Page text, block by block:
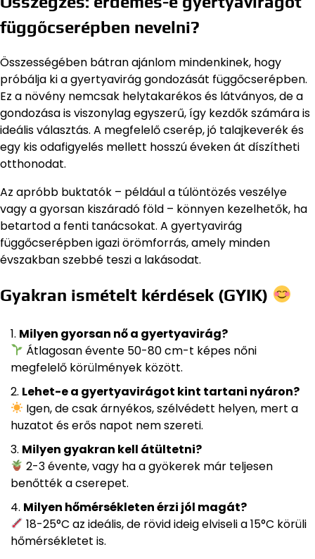
függőcserépben nevelni?
Összességében bátran ajánlom mindenkinek, hogy
próbálja ki a gyertyavirág gondozását függőcserépben.
Ez a növény nemcsak helytakarékos és látványos, de a
gondozása is viszonylag egyszerű, így kezdők számára is
ideális választás. A megfelelő cserép, jó talajkeverék és
egy kis odafigyelés mellett hosszú éveken át díszítheti
otthonodat.
Az apróbb buktatók – például a túlöntözés veszélye
vagy a gyorsan kiszáradó föld – könnyen kezelhetők, ha
betartod a fenti tanácsokat. A gyertyavirág
függőcserépben igazi örömforrás, amely minden
évszakban szebbé teszi a lakásodat.
Gyakran ismételt kérdések (GYIK)
Milyen gyorsan nő a gyertyavirág?
Átlagosan évente 50-80 cm-t képes nőni
megfelelő körülmények között.
Lehet-e a gyertyavirágot kint tartani nyáron?
Igen, de csak árnyékos, szélvédett helyen, mert a
huzatot és erős napot nem szereti.
Milyen gyakran kell átültetni?
2-3 évente, vagy ha a gyökerek már teljesen
benőtték a cserepet.
Milyen hőmérsékleten érzi jól magát?
18-25°C az ideális, de rövid ideig elviseli a 15°C körüli
hőmérsékletet is.